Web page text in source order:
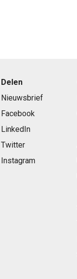
Delen
Nieuwsbrief
Facebook
LinkedIn
Twitter
Instagram